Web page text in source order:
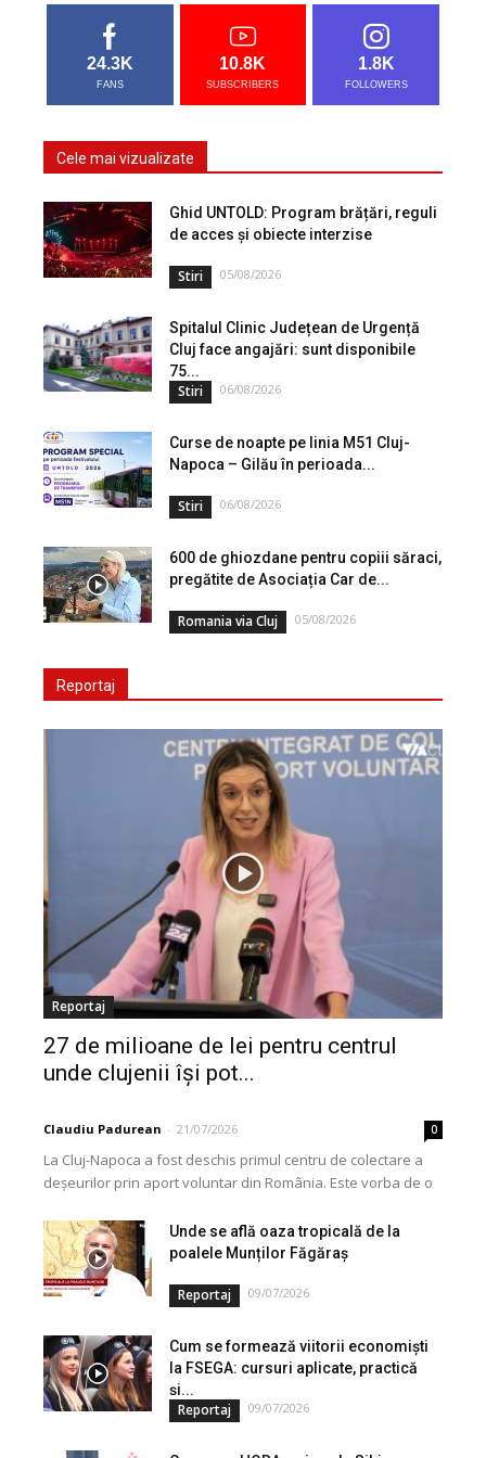
24.3K
FANS
10.8K
SUBSCRIBERS
1.8K
FOLLOWERS
Cele mai vizualizate
Ghid UNTOLD: Program brățări, reguli
de acces și obiecte interzise
Stiri 05/08/2026
Spitalul Clinic Județean de Urgență
Cluj face angajări: sunt disponibile
75...
Stiri 06/08/2026
Curse de noapte pe linia M51 Cluj-
Napoca – Gilău în perioada...
Stiri 06/08/2026
600 de ghiozdane pentru copiii săraci,
pregătite de Asociația Car de...
Romania via Cluj 05/08/2026
Reportaj
Reportaj
27 de milioane de lei pentru centrul
unde clujenii își pot...
Claudiu Padurean - 21/07/2026 0
La Cluj-Napoca a fost deschis primul centru de colectare a
deșeurilor prin aport voluntar din România. Este vorba de o
Unde se află oaza tropicală de la
poalele Munților Făgăraș
Reportaj 09/07/2026
Cum se formează viitorii economiști
la FSEGA: cursuri aplicate, practică
și...
Reportaj 09/07/2026